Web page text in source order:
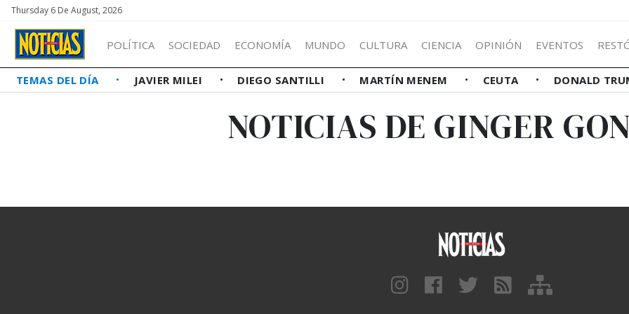
Thursday 6 De August, 2026
POLÍTICA SOCIEDAD ECONOMÍA MUNDO CULTURA CIENCIA OPINIÓN EVENTOS
TEMAS DEL DÍA JAVIER MILEI DIEGO SANTILLI MARTÍN MENEM CEUTA DONALD
NOTICIAS DE GINGER